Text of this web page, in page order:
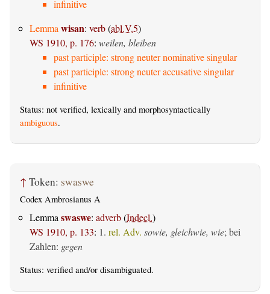
infinitive
Lemma wisan: verb(abl.V.5)
WS 1910, p. 176: weilen, bleiben
past participle: strong neuter nominative singular
past participle: strong neuter accusative singular
infinitive
Status: not verified, lexically and morphosyntactically
ambiguous.
↑ Token: swaswe
Codex Ambrosianus A
Lemmaswaswe: adverb(Indecl.)
WS 1910, p. 133: 1. rel. Adv. sowie, gleichwie, wie; bei
Zahlen: gegen
Status: verified and/or disambiguated.